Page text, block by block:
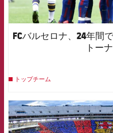
FCバルセロナ、24年間
トー
トップチーム